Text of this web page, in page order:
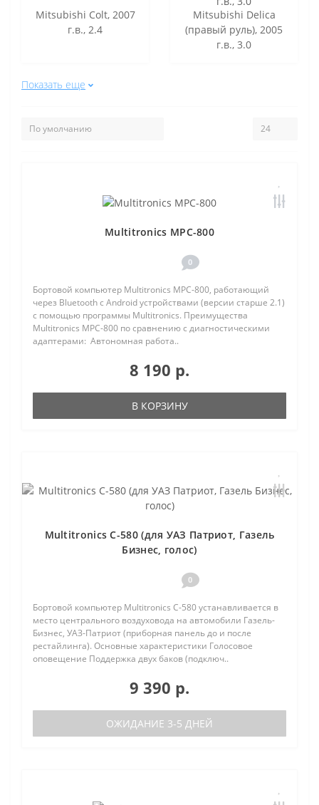
Mitsubishi Colt, 2007
г.в., 2.4
Mitsubishi Delica
(правый руль), 2005
г.в., 3.0
Показать еще
Multitronics MPC-800
0
Бортовой компьютер Multitronics MPC-800, работающий
через Bluetooth с Android устройствами (версии старше 2.1)
с помощью программы Multitronics. Преимущества
Multitronics MPC-800 по сравнению с диагностическими
адаптерами: Автономная работа..
8 190 р.
В КОРЗИНУ
Multitronics C-580 (для УАЗ Патриот, Газель
Бизнес, голос)
0
Бортовой компьютер Multitronics C-580 устанавливается в
место центрального воздуховода на автомобили Газель-
Бизнес, УАЗ-Патриот (приборная панель до и после
рестайлинга). Основные характеристики Голосовое
оповещение Поддержка двух баков (подключ..
9 390 р.
ОЖИДАНИЕ 3-5 ДНЕЙ